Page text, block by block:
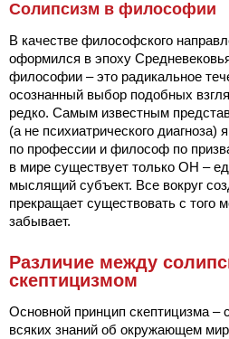
Солипсизм в философии
В качестве философского
оформился в эпоху
философии – это радикальное
осознанный выбор подобных
редко. Самым известным
(а не психиатрического
по профессии и философ по
в мире существует только ОН –
мыслящий субъект. Все вокруг
прекращает существовать с того
забывает.
Различие между
скептицизмом
Основной принцип скептицизма –
всяких знаний об окружающем